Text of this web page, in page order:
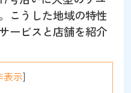
こうした地域の特性
ービスと店舗を紹介
表示]